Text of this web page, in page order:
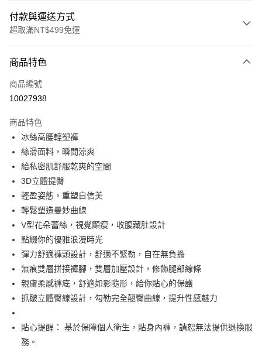
付款與運送方式
超取滿NT$499免運
信用卡一次付款
超商取貨付款
Apple Pay
街口支付
悠遊付
全盈+PAY
大哥付你分期
相關說明
【大哥付你分期使用說明】
1.本服務由台灣大哥大提供，台灣大哥大用戶可立即使用無須另外申請。
2.付款方式選擇「大哥付你分期」，訂單成立後會自動跳轉到大哥付的交易
流程，驗證手機門號後，選擇欲分期的期數、繳款截止日，確認付款後即完
3.實際核准額度、可分期數及費用金額請依後續交易確認頁面所載為準。
4.訂單成立30分鐘內，如未前往確認交易或遇審核未通過，訂單將自動取
消。如遇「轉專審核」未通過狀況，表示未達大哥付你分期系統評分，恕無
法說明評估內容。
【繳款方式說明】
AFTEE先享後付
相關說明
【關於「AFTEE先享後付」】
AFTEE先享後付是「在收到商品之後才付款」的支付方式。 讓您購物簡單
１．簡單：不需註冊會員、不需綁卡、不需儲值。
２．便利：只要手機號碼，簡訊認證，即可結帳。
３．安心：先確認商品／服務後，再付款。
Hami Point
會員帳號後，即可在購物車使用 Hami Point 折抵消費金額 (1點等於1元)。
ATM付款
商品特色
商品編號
10027938
商品特色
冰絲高腰輕塑褲
絲滑面料，瞬間涼爽
給私密肌舒服乾爽的空間
3D立體提臀
輕盈姿態，重塑自信美
輕鬆塑造曼妙曲線
V型花朵蕾絲，視覺顯瘦，收腹藏肚設計
點綴你的優雅浪漫時光
彈力舒適褲頭設計，舒適不緊勒，自在無負擔
無痕雙層拼接褲腳，雙層加壓設計，修飾腿部線條
親膚柔感褲底，舒適如影隨形，給你貼心的保護
抓皺立體臀線設計，勾勒完全翹臀曲線，提升性感魅力
貼心提醒： 基於保障個人衛生，貼身內褲，請恕無法提供退換服
務。